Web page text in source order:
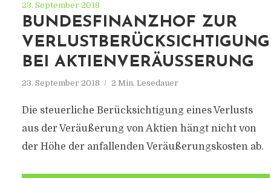
23. September 2018
BUNDESFINANZHOF ZUR
VERLUSTBERÜCKSICHTIGUNG
BEI AKTIENVERÄUSSERUNG
23. September 2018 2 Min. Lesedauer
Die steuerliche Berücksichtigung eines Verlusts
aus der Veräußerung von Aktien hängt nicht von
der Höhe der anfallenden Veräußerungskosten ab.